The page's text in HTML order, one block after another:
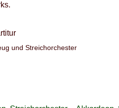
und Streichorchester